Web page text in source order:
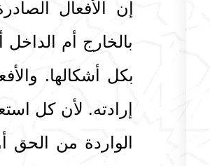
إن الأفعال
بالخارج أم الداخل
بكل أشكالها.
إرادته. لأن كل
الواردة من